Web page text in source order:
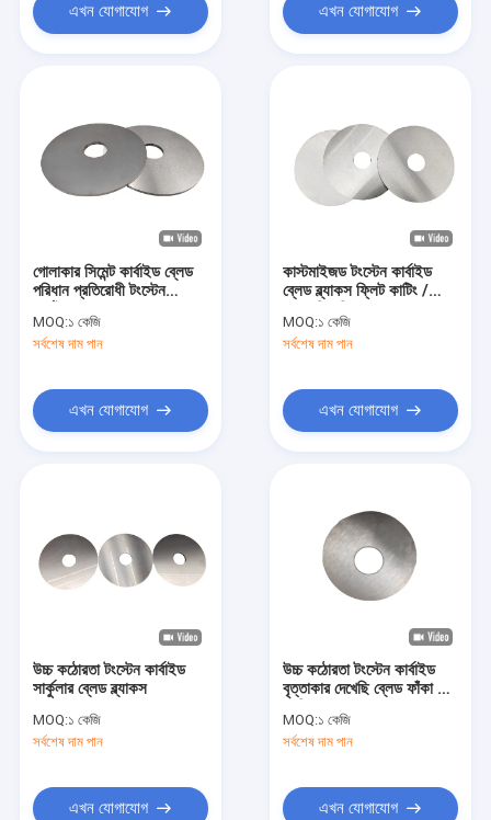
এখন যোগাযোগ এখন যোগাযোগ
গোলাকার সিমেন্ট কার্বাইড ব্লেড
পরিধান প্রতিরোধী টংস্টেন
MOQ:১ কেজি
সর্বশেষ দাম পান
এখন যোগাযোগ
কাস্টমাইজড টংস্টেন কার্বাইড
ব্লেড ব্ল্যাকস ফ্লিট কাটিং /
MOQ:১ কেজি
সর্বশেষ দাম পান
এখন যোগাযোগ
উচ্চ কঠোরতা টংস্টেন কার্বাইড
সার্কুলার ব্লেড ব্ল্যাকস
MOQ:১ কেজি
সর্বশেষ দাম পান
এখন যোগাযোগ
উচ্চ কঠোরতা টংস্টেন কার্বাইড
বৃত্তাকার দেখেছি ব্লেড ফাঁকা কাঠ
MOQ:১ কেজি
সর্বশেষ দাম পান
এখন যোগাযোগ